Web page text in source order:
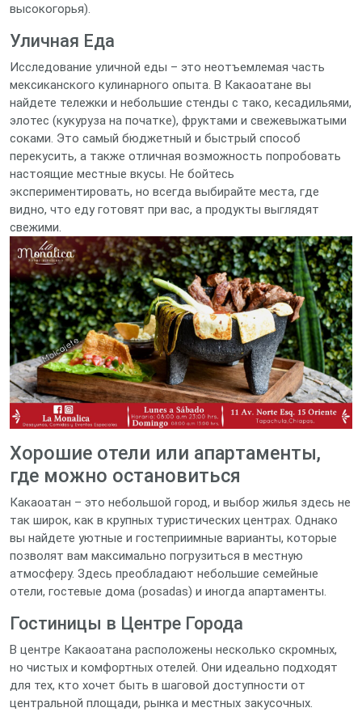
высокогорья).
Уличная Еда
Исследование уличной еды – это неотъемлемая часть
мексиканского кулинарного опыта. В Какаоатане вы
найдете тележки и небольшие стенды с тако, кесадильями,
элотес (кукуруза на початке), фруктами и свежевыжатыми
соками. Это самый бюджетный и быстрый способ
перекусить, а также отличная возможность попробовать
настоящие местные вкусы. Не бойтесь
экспериментировать, но всегда выбирайте места, где
видно, что еду готовят при вас, а продукты выглядят
свежими.
Хорошие отели или апартаменты,
где можно остановиться
Какаоатан – это небольшой город, и выбор жилья здесь не
так широк, как в крупных туристических центрах. Однако
вы найдете уютные и гостеприимные варианты, которые
позволят вам максимально погрузиться в местную
атмосферу. Здесь преобладают небольшие семейные
отели, гостевые дома (posadas) и иногда апартаменты.
Гостиницы в Центре Города
В центре Какаоатана расположены несколько скромных,
но чистых и комфортных отелей. Они идеально подходят
для тех, кто хочет быть в шаговой доступности от
центральной площади, рынка и местных закусочных.